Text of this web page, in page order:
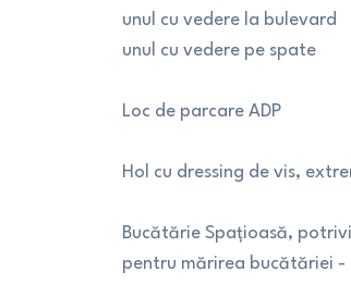
unul cu vedere la bulevard
unul cu vedere pe spate
Loc de parcare ADP
Hol cu dressing de vis,
Bucătărie Spațioasă,
pentru mărirea bucătăriei